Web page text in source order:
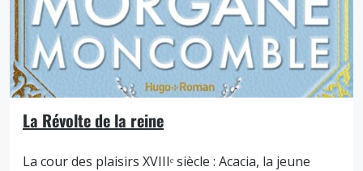
La Révolte de la reine
La cour des plaisirs XVIIIᵉ siècle : Acacia, la jeune